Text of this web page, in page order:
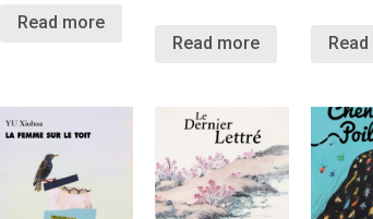
Read more
Read more